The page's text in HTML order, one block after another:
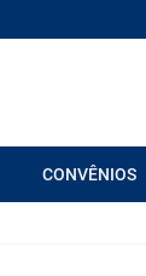
CONVÊNIOS